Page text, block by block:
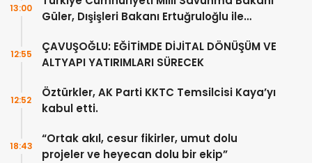
Güler, Dışişleri Bakanı Ertuğruloğlu ile
13:00
ÇAVUŞOĞLU: EĞİTİMDE DİJİTAL DÖNÜŞÜM VE
ALTYAPI YATIRIMLARI SÜRECEK
12:55
Öztürkler, AK Parti KKTC Temsilcisi Kaya’yı
kabul etti.
12:52
“Ortak akıl, cesur fikirler, umut dolu
projeler ve heyecan dolu bir ekip”
18:43